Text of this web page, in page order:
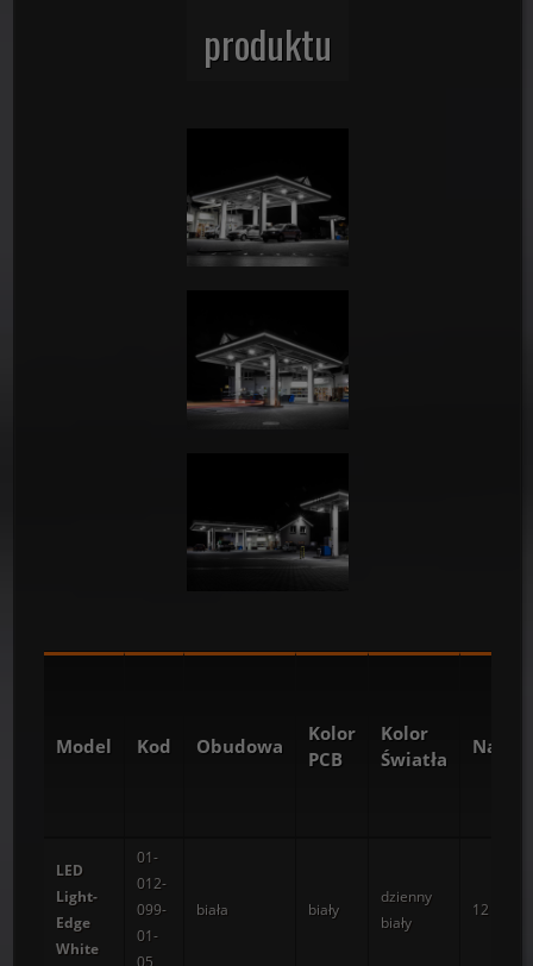
produktu
Model Kod Obudowa
Kolor
PCB
Kolor
Światła
LED
Light-
Edge
White
01-
012-
099-
01-
05
biała biały
dzienny
biały
12 V DC